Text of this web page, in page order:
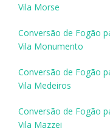
Vila Morse
Conversão de Fogão
Vila Monumento
Conversão de Fogão
Vila Medeiros
Conversão de Fogão
Vila Mazzei